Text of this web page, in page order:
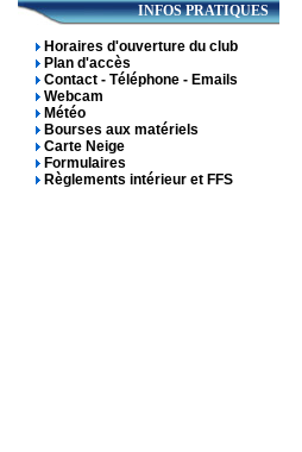
INFOS PRATIQUES
Horaires d'ouverture du club
Plan d'accès
Contact - Téléphone - Emails
Webcam
Météo
Bourses aux matériels
Carte Neige
Formulaires
Règlements intérieur et FFS